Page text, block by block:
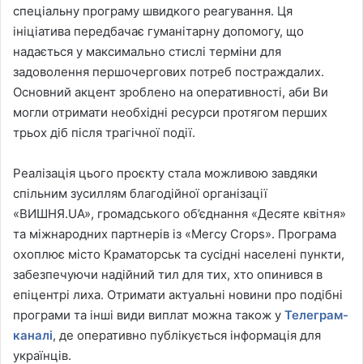
спеціальну програму швидкого реагування. Ця
ініціатива передбачає гуманітарну допомогу, що
надається у максимально стислі терміни для
задоволення першочергових потреб постраждалих.
Основний акцент зроблено на оперативності, аби Ви
могли отримати необхідні ресурси протягом перших
трьох діб після трагічної події.
Реалізація цього проєкту стала можливою завдяки
спільним зусиллям благодійної організації
«ВИШНЯ.UA», громадського об’єднання «Десяте квітня»
та міжнародних партнерів із «Mercy Crops». Програма
охоплює місто Краматорськ та сусідні населені пункти,
забезпечуючи надійний тил для тих, хто опинився в
епіцентрі лиха. Отримати актуальні новини про подібні
програми та інші види виплат можна також у Телеграм-
каналі, де оперативно публікується інформація для
українців.